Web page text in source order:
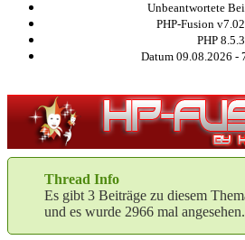
Unbeantwortete
PHP-Fusion
PHP 8.5.3
Datum 09.08.2026 -
Thread Info
Es gibt 3 Beiträge zu diesem
und es wurde 2966 mal angesehen.